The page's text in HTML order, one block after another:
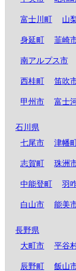
富士川町 山
身延町 韮崎
南アルプス市
西桂町 笛吹
甲州市 富士
石川県
七尾市
津幡
志賀町 珠洲
中能登町 羽
白山市 能美
長野県
大町市
平谷
辰野町 飯山